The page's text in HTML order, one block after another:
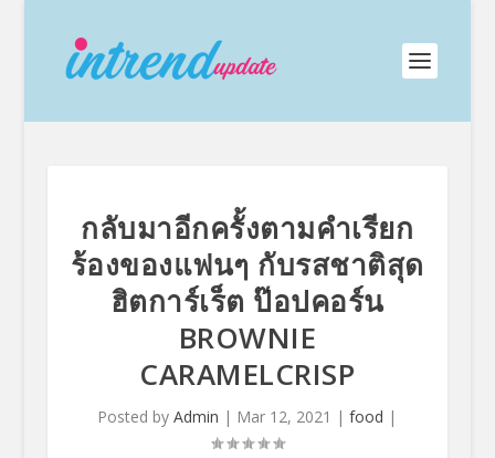
กลับมาอีกครั้งตามคำเรียก
ร้องของแฟนๆ กับรสชาติสุด
ฮิตการ์เร็ต ป๊อปคอร์น
BROWNIE
CARAMELCRISP
Posted byAdmin | Mar 12, 2021 |food |